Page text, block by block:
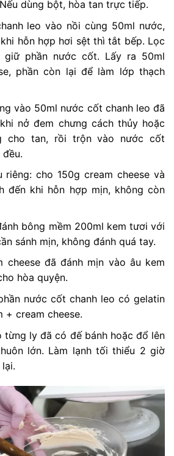
dùng bột, hòa tan trực tiếp.
leo vào nồi cùng 50ml nước,
hỗn hợp hơi sệt thì tắt bếp. Lọc
giữ phần nước cốt. Lấy ra 50ml
phần còn lại để làm lớp thạch
vào 50ml nước cốt chanh leo đã
nở đem chưng cách thủy hoặc
cho tan, rồi trộn vào nước cốt
riêng: cho 150g cream cheese và
đến khi hỗn hợp mịn, không còn
bông mềm 200ml kem tươi với
sánh mịn, không đánh quá tay.
cheese đã đánh mịn vào âu kem
hòa quyện.
nước cốt chanh leo có gelatin
+ cream cheese.
từng ly đã có đế bánh hoặc đổ lên
lớn. Làm lạnh tối thiểu 2 giờ